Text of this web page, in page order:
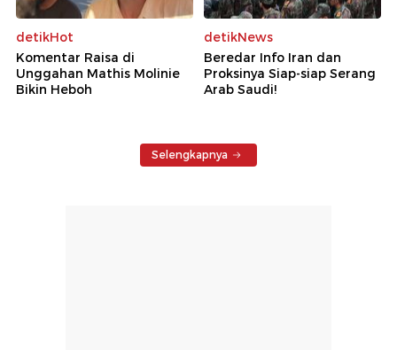
detikHot
Komentar Raisa di
Unggahan Mathis Molinie
Bikin Heboh
detikNews
Beredar Info Iran dan
Proksinya Siap-siap Serang
Arab Saudi!
Selengkapnya